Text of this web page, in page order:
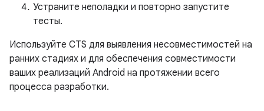
Устраните неполадки и повторно запустите
тесты.
Используйте CTS для выявления несовместимостей на
ранних стадиях и для обеспечения совместимости
ваших реализаций Android на протяжении всего
процесса разработки.